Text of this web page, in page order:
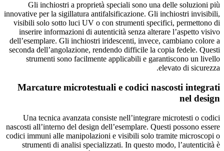
Gli inchiostri a proprietà speciali sono una delle soluzioni più
innovative per la sigillatura antifalsificazione. Gli inchiostri invisibili,
visibili solo sotto luci UV o con strumenti specifici, permettono di
inserire informazioni di autenticità senza alterare l’aspetto visivo
dell’esemplare. Gli inchiostri iridescenti, invece, cambiano colore a
seconda dell’angolazione, rendendo difficile la copia fedele. Questi
strumenti sono facilmente applicabili e garantiscono un livello
elevato di sicurezza.
Marcature microtestuali e codici nascosti integrati
nel design
Una tecnica avanzata consiste nell’integrare microtesti o codici
nascosti all’interno del design dell’esemplare. Questi possono essere
codici immuni alle manipolazioni e visibili solo tramite microscopi o
strumenti di analisi specializzati. In questo modo, l’autenticità è